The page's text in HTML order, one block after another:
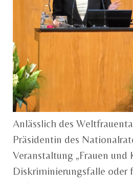
Anlässlich des
Präsidentin des
Veranstaltung „Frauen und
Diskriminierungsfalle oder